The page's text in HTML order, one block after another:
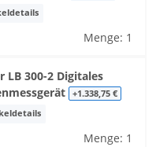
Menge: 1
LB 300-2 Digitales
+1.338,75 €
Menge: 1